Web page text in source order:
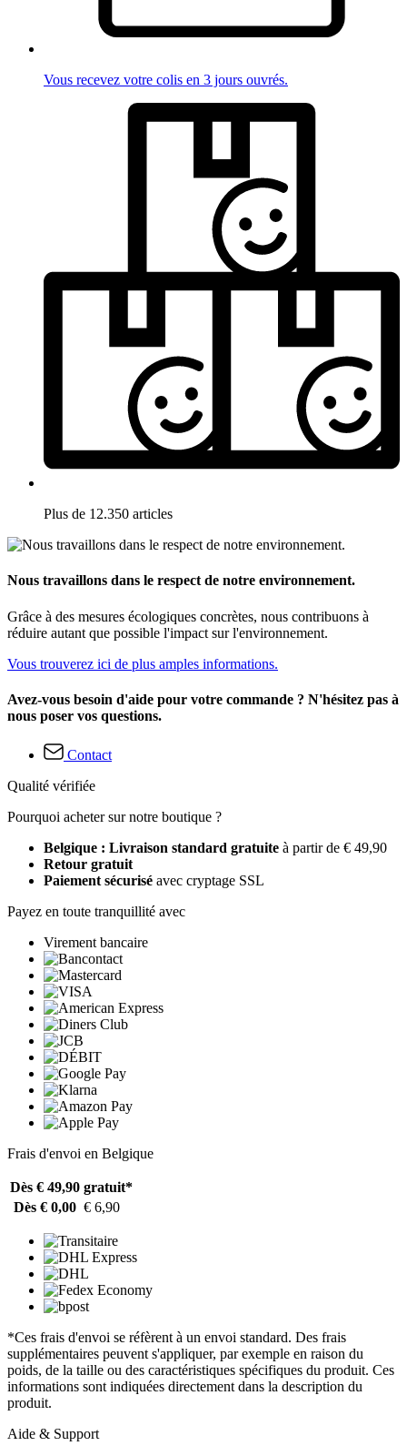
Vous recevez votre colis en 3 jours ouvrés.
Plus de 12.350 articles
Nous travaillons dans le respect de notre environnement.
Grâce à des mesures écologiques concrètes, nous contribuons à
réduire autant que possible l'impact sur l'environnement.
Vous trouverez ici de plus amples informations.
Avez-vous besoin d'aide pour votre commande ? N'hésitez pas à
nous poser vos questions.
Contact
Qualité vérifiée
Pourquoi acheter sur notre boutique ?
Belgique : Livraison standard gratuite à partir de € 49,90
Retour gratuit
Paiement sécurisé avec cryptage SSL
Payez en toute tranquillité avec
Virement bancaire
Frais d'envoi en Belgique
Dès € 49,90 gratuit*
Dès € 0,00 € 6,90
*Ces frais d'envoi se réfèrent à un envoi standard. Des frais
supplémentaires peuvent s'appliquer, par exemple en raison du
poids, de la taille ou des caractéristiques spécifiques du produit. Ces
informations sont indiquées directement dans la description du
produit.
Aide & Support